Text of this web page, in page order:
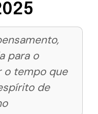
para o
o tempo que
de